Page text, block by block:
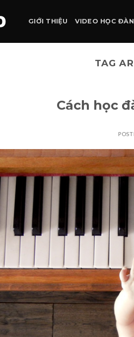
GIỚI THIỆU VIDEO HỌC ĐÀN
TAG
Cách học